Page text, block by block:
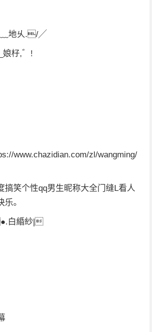
地乆./╱
娘杍,゛!
www.chazidian.com/zl/wangming/
搞笑个性qq男生昵称大全门缝L看人
。
白緍紗|